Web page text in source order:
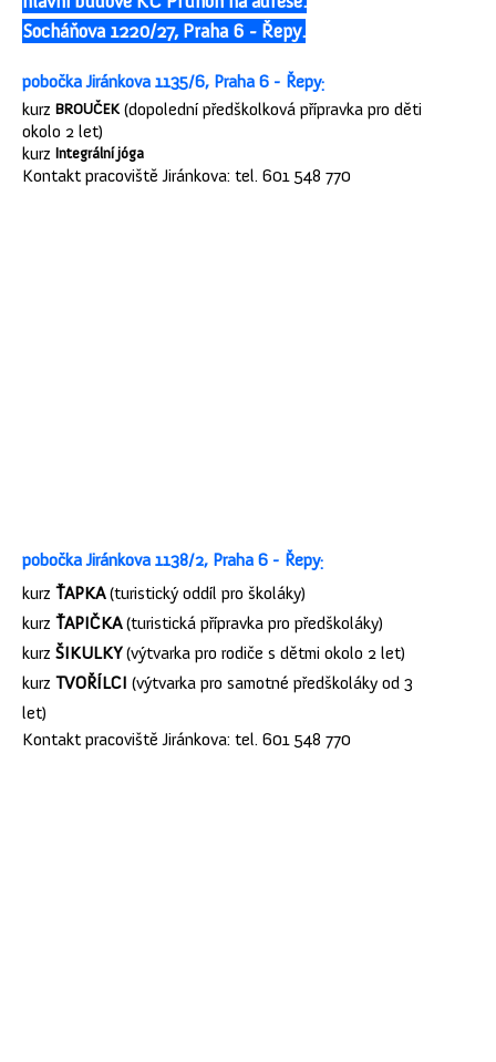
Socháňova 1220/27, Praha 6 - Řepy.
pobočka Jiránkova 1135/6, Praha 6 - Řepy:
kurz BROUČEK (dopolední předškolková přípravka pro děti
okolo 2 let)
kurz Integrální jóga
Kontakt pracoviště Jiránkova: tel. 601 548 770
pobočka Jiránkova 1138/2, Praha 6 - Řepy:
kurz ŤAPKA(turistický oddíl pro školáky)
kurz ŤAPIČKA (turistická přípravka pro předškoláky)
kurz ŠIKULKY (výtvarka pro rodiče s dětmi okolo 2 let)
kurz TVOŘÍLCI (výtvarka pro samotné předškoláky od 3
let)
Kontakt pracoviště Jiránkova: tel. 601 548 770